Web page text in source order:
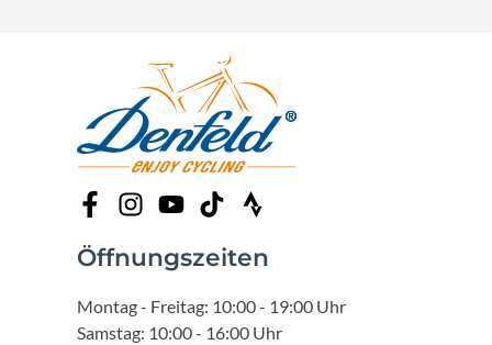
Öffnungszeiten
Montag - Freitag: 10:00 - 19:00 Uhr
Samstag: 10:00 - 16:00 Uhr